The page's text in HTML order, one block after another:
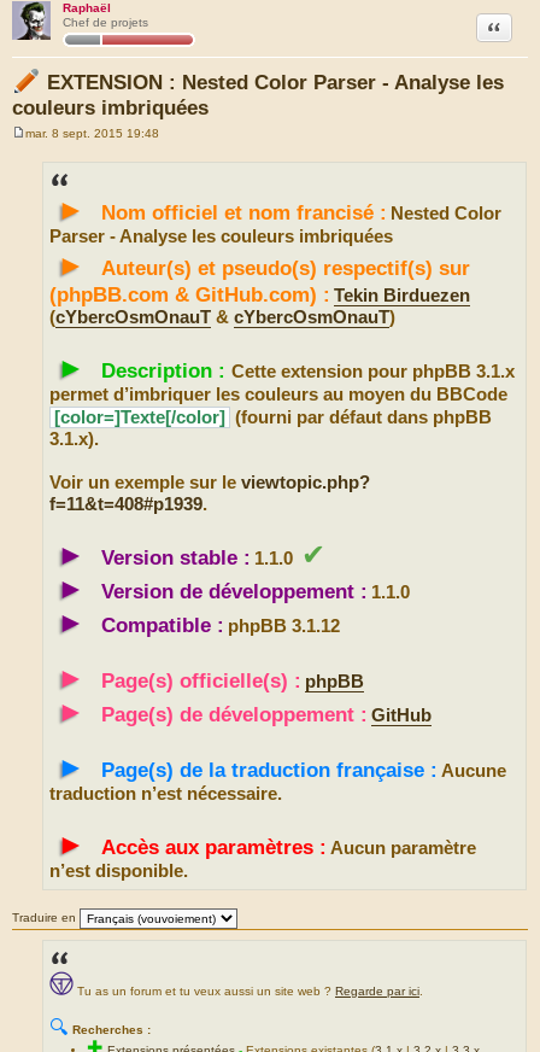
Raphaël
Chef de projets
EXTENSION : Nested Color Parser - Analyse les
couleurs imbriquées
Citation
mar. 8 sept. 2015 19:48
► Nom officiel et nom francisé : Nested Color
Parser - Analyse les couleurs imbriquées
►
Auteur(s) et pseudo(s) respectif(s) sur
(phpBB.com & GitHub.com) : Tekin Birduezen
(cYbercOsmOnauT & cYbercOsmOnauT)
► Description : Cette extension pour phpBB 3.1.x
permet d’imbriquer les couleurs au moyen du BBCode
[color=]Texte[/color]
(fourni par défaut dans phpBB
3.1.x).
Voir un exemple sur le viewtopic.php?
f=11&t=408#p1939.
► Version stable : 1.1.0 ✔
►
Version de développement : 1.1.0
► Compatible : phpBB 3.1.12
► Page(s) officielle(s) : phpBB
► Page(s) de développement : GitHub
► Page(s) de la traduction française : Aucune
traduction n’est nécessaire.
► Accès aux paramètres : Aucun paramètre
n’est disponible.
Traduire en
Tu as un forum et tu veux aussi un site web ? Regarde par ici
🔍 Recherches :
✚